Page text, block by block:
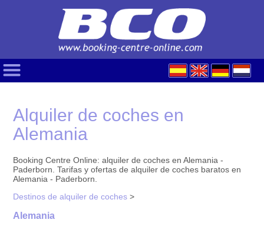
Alquiler de coches en
Alemania
Booking Centre Online: alquiler de coches en Alemania -
Paderborn. Tarifas y ofertas de alquiler de coches baratos en
Alemania - Paderborn.
Destinos de alquiler de coches >
Alemania